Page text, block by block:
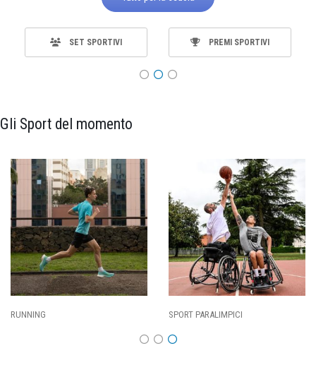
SET SPORTIVI PREMI SPORTIVI
Gli Sport del momento